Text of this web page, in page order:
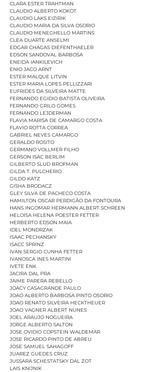
CLARA ESTER TRAHTMAN
CLAUDIO ALBERTO KOKOT
CLAUDIO LAKS EIZIRIK
CLAUDIO MARIA DA SILVA OSORIO
CLAUDIO MENEGHELLO MARTINS
CLEA DUARTE ANSELMI
EDGAR CHAGAS DIEFENTHAELER
EDSON SANDOVAL BARBOSA
ENEIDA IANKILEVICH
ENIO JACO ARNT
ESTER MALQUE LITVIN
ESTER MARIA LOPES PELLIZZARI
EUFRIDES DA SILVEIRA MATTE
FERNANDO EGIDIO BATISTA OLIVEIRA
FERNANDO GRILO GOMES
FERNANDO LEJDERMAN
FLAVIA MARISA DE CAMARGO COSTA
FLAVIO ROTTA CORREA
GABRIEL NEVES CAMARGO
GERALDO ROSITO
GERMANO VOLLMER FILHO
GERSON ISAC BERLIM
GILBERTO SLUD BROFMAN
GILDA T. PULCHERIO
GILDO KATZ
GISHA BRODACZ
GLEY SILVA DE PACHECO COSTA
HAMILTON OSCAR PERDIGÃO DA FONTOURA
HANS INGOMAR HERMANN ALBERT SCHREEN
HELOISA HELENA POESTER FETTER
HERBERTO EDSON MAIA
IDEL MONDRZAK
ISAAC PECHANSKY
ISACC SPRINZ
IVAN SERGIO CUNHA FETTER
IVANOSCA INES MARTINI
IVETE ENK
JACIRA DAL PRA
JAIME PARERA REBELLO
JOACY CASAGRANDE PAULO
JOAO ALBERTO BARBOSA PINTO OSORIO
JOAO RENATO SILVEIRA HECKTHEUER
JOAO VAGNER ALBERT NUNES
JOEL ARAUJO NOGUEIRA
JORGE ALBERTO SALTON
JOSE OVIDIO COPSTEIN WALDEMAR
JOSE RICARDO PINTO DE ABREU
JOSE SAMUEL SAHAGOFF
JUAREZ GUEDES CRUZ
JUSSARA SCHESTATSKY DAL ZOT
LAIS KNIJNIK